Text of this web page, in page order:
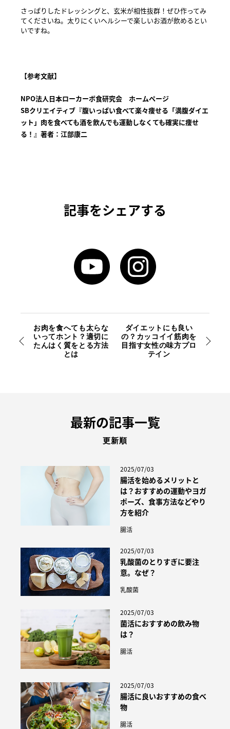
さっぱりしたドレッシングと、玄米が相性抜群！ぜひ作ってみ
てくださいね。太りにくいヘルシーで楽しいお酒が飲めるとい
いですね。
【参考文献】
NPO法人日本ローカーボ食研究会 ホームページ
SBクリエイティブ『腹いっぱい食べて楽々痩せる「満腹ダイエ
ット」肉を食べても酒を飲んでも運動しなくても確実に痩せ
る！』著者：江部康二
記事をシェアする
お肉を食へても太らな
いってホント？適切に
たんはく質をとる方法
とは
ダイエットにも良い
の？カッコイイ筋肉を
目指す女性の味方プロ
テイン
最新の記事一覧
更新順
2025/07/03
腸活を始めるメリットと
は？おすすめの運動やヨガ
ポーズ、食事方法などやり
方を紹介
腸活
2025/07/03
乳酸菌のとりすぎに要注
意。なぜ？
乳酸菌
2025/07/03
菌活におすすめの飲み物
は？
腸活
2025/07/03
腸活に良いおすすめの食べ
物
腸活